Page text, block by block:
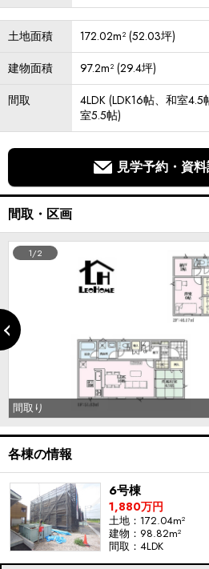
土地面積
172.02m² (52.03坪)
建物面積
97.2m² (29.4坪)
間取
4LDK (LDK16帖、和室
室5.5帖)
見学予約・資
間取・区画
間取り
1/2
各棟の情報
6号棟
1,880万円
土地：172.04m²
建物：98.82m²
間取：4LDK